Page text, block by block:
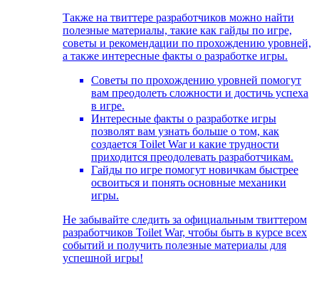
Также на твиттере разработчиков можно найти
полезные материалы, такие как гайды по игре,
советы и рекомендации по прохождению уровней,
а также интересные факты о разработке игры.
Советы по прохождению уровней помогут
вам преодолеть сложности и достичь успеха
в игре.
Интересные факты о разработке игры
позволят вам узнать больше о том, как
создается Toilet War и какие трудности
приходится преодолевать разработчикам.
Гайды по игре помогут новичкам быстрее
освоиться и понять основные механики
игры.
Не забывайте следить за официальным твиттером
разработчиков Toilet War, чтобы быть в курсе всех
событий и получить полезные материалы для
успешной игры!